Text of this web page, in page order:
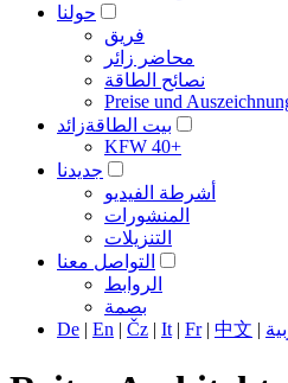
حولنا
فريق
محاضر زائر
نصائح الطاقة
Preise und
بيت الطاقةزائد
KFW 40+
جديدنا
أشرطة الفيديو
المنشورات
التنزيلات
التواصل معنا
الروابط
بصمة
De | En | Čz | It | Fr| 中文 |